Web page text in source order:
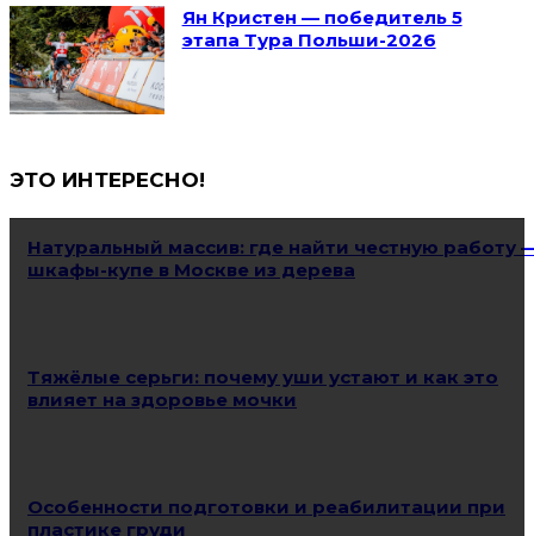
Ян Кристен — победитель 5
этапа Тура Польши-2026
ЭТО ИНТЕРЕСНО!
Натуральный массив: где найти честную работу
шкафы-купе в Москве из дерева
Тяжёлые серьги: почему уши устают и как это
влияет на здоровье мочки
Особенности подготовки и реабилитации при
пластике груди